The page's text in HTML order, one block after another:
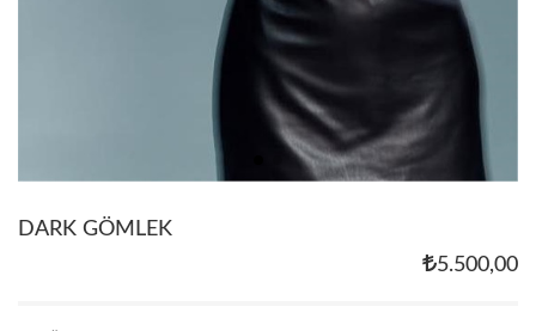
DARK GÖMLEK
5.500,00